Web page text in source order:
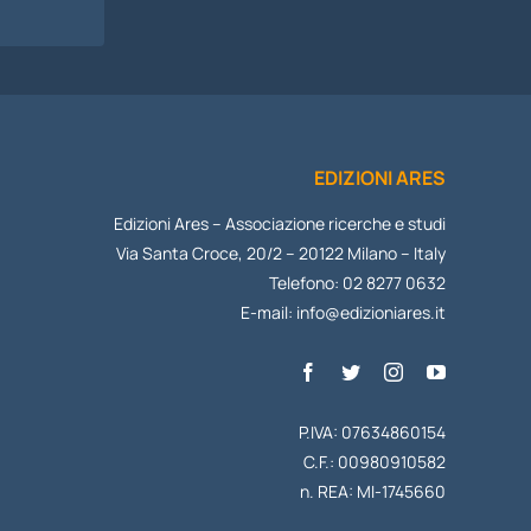
EDIZIONI ARES
Edizioni Ares – Associazione ricerche e studi
Via Santa Croce, 20/2 – 20122 Milano – Italy
Telefono: 02 8277 0632
E-mail: info@edizioniares.it
P.IVA: 07634860154
C.F.: 00980910582
n. REA: MI-1745660